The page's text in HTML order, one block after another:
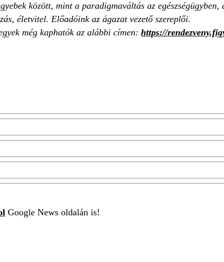
között, mint a paradigmaváltás az egészségügyben,
életvitel. Előadóink az ágazat vezető szereplői.
még kaphatók az alábbi címen: https://
Google News oldalán is!